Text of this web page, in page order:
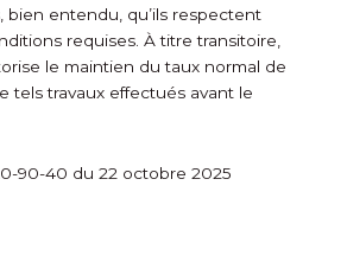
bien entendu, qu’ils respectent
requises. À titre transitoire,
le maintien du taux normal de
tels travaux effectués avant le
90-40 du 22 octobre 2025